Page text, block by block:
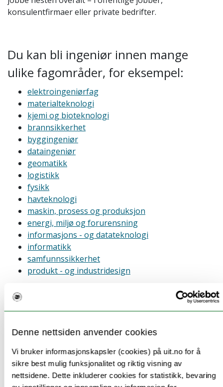
Denne nettsiden anvender cookies
Vi bruker informasjonskapsler (cookies) på uit.no for å
sikre best mulig funksjonalitet og riktig visning av
nettsidene. Dette inkluderer cookies for statistikk, bevaring
konsulentfirmaer eller private bedrifter.
Du kan bli ingeniør innen mange
ulike fagområder, for eksempel:
elektroingeniørfag
materialteknologi
kjemi og bioteknologi
brannsikkerhet
byggingeniør
dataingeniør
geomatikk
logistikk
fysikk
havteknologi
maskin, prosess og produksjon
energi, miljø og forurensning
informasjons - og datateknologi
informatikk
samfunnssikkerhet
produkt - og industridesign
Hvor kan jeg jobbe?
Ingeniører jobber i både offentlige og private bedrifter,
både små og store.
De kan jobbe med bygg og anlegg, energi, elektro, data
og miljøteknikk. Noen jobber også med luftfart,
romfart, maskiner, mat, helse eller materialteknologi.
Mange ingeniører arbeider med forskning, utvikling